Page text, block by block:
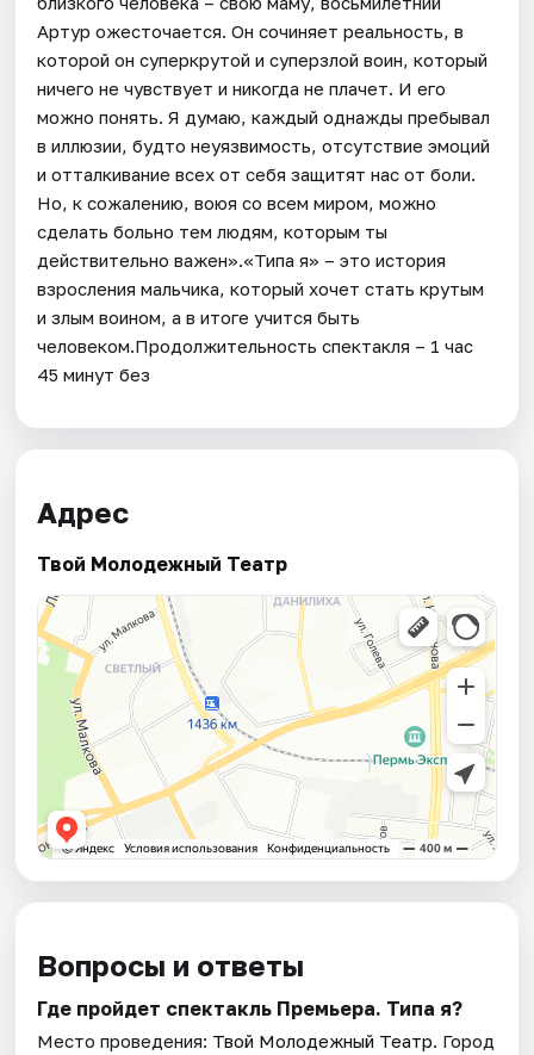
Артур ожесточается. Он сочиняет реальность, в
которой он суперкрутой и суперзлой воин, который
ничего не чувствует и никогда не плачет. И его
можно понять. Я думаю, каждый однажды пребывал
в иллюзии, будто неуязвимость, отсутствие эмоций
и отталкивание всех от себя защитят нас от боли.
Но, к сожалению, воюя со всем миром, можно
сделать больно тем людям, которым ты
действительно важен».«Типа я» – это история
взросления мальчика, который хочет стать крутым
и злым воином, а в итоге учится быть
человеком.Продолжительность спектакля – 1 час
45 минут без
Адрес
Твой Молодежный Театр
Вопросы и ответы
Где пройдет спектакль Премьера. Типа я?
Место проведения: Твой Молодежный Театр. Город